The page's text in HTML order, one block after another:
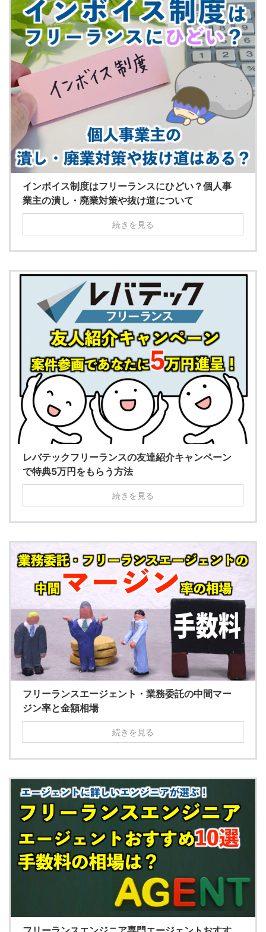
インボイス制度はフリーランスにひどい？個人事
業主の潰し・廃業対策や抜け道について
続きを見る
レバテックフリーランスの友達紹介キャンペーン
で特典5万円をもらう方法
続きを見る
フリーランスエージェント・業務委託の中間マー
ジン率と金額相場
続きを見る